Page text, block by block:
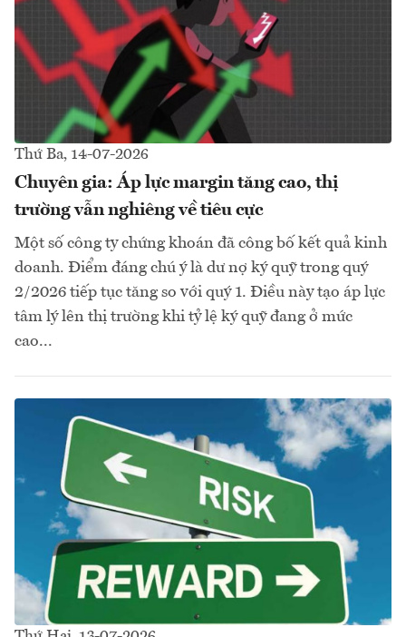
Thứ Ba, 14-07-2026
Chuyên gia: Áp lực margin tăng cao, thị
trường vẫn nghiêng về tiêu cực
Một số công ty chứng khoán đã công bố kết quả kinh
doanh. Điểm đáng chú ý là dư nợ ký quỹ trong quý
2/2026 tiếp tục tăng so với quý 1. Điều này tạo áp lực
tâm lý lên thị trường khi tỷ lệ ký quỹ đang ở mức
cao...